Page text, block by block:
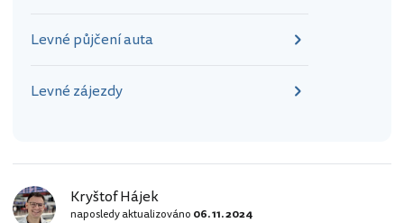
Levné půjčení auta
Levné zájezdy
Kryštof Hájek
naposledy aktualizováno 06. 11. 2024